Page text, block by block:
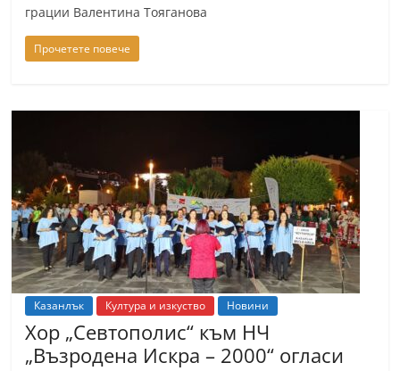
грации Валентина Тояганова
Прочетете повече
Казанлък Култура и изкуство Новини
Хор „Севтополис“ към НЧ
„Възродена Искра – 2000“ огласи